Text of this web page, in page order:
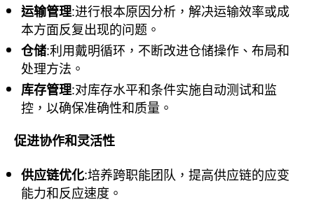
运输管理:进行根本原因分析，解决运输效率或成
本方面反复出现的问题。
仓储:利用戴明循环，不断改进仓储操作、布局和
处理方法。
库存管理:对库存水平和条件实施自动测试和监
控，以确保准确性和质量。
促进协作和灵活性
供应链优化:培养跨职能团队，提高供应链的应变
能力和反应速度。